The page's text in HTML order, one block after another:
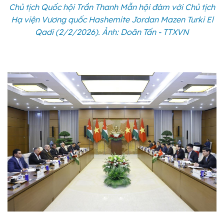
Chủ tịch Quốc hội Trần Thanh Mẫn hội đàm với Chủ tịch
Hạ viện Vương quốc Hashemite Jordan Mazen Turki El
Qadi (2/2/2026). Ảnh: Doãn Tấn - TTXVN